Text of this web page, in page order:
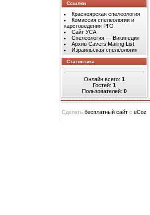
Ссылки
Красноярская спелеология
Комиссия спелеологии и
карстоведения РГО
Сайт УСА
Спелеология — Википедия
Архив Cavers Mailing List
Израильская спелеология
Статистика
Онлайн всего: 1
Гостей: 1
Пользователей: 0
Сделать бесплатный сайт с uCoz